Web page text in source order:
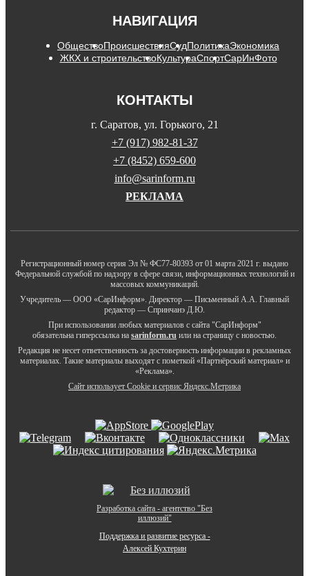
НАВИГАЦИЯ
ОбществоПроисшествияСудПолитикаЭкономика
ЖКХ и строительствоКультураСпортСарИнФото
КОНТАКТЫ
г. Саратов, ул. Горького, 21
+7 (917) 982-81-37
+7 (8452) 659-600
info@sarinform.ru
РЕКЛАМА
Регистрационный номер серия Эл № ФС77-80393 от 01 марта 2021 г. выдано
Федеральной службой по надзору в сфере связи, информационных технологий и
массовых коммуникаций.
Учредитель — ООО «СарИнформ». Директор — Письменный А.А. Главный
редактор — Спринчанэ Д.Ю.
При использовании любых материалов с сайта "СарИнформ"
обязательна гиперссылка на sarinform.ru или на страницу с новостью.
Редакция не несет ответственность за достоверность информации в рекламных
материалах. Такие материалы выходят с пометкой «Партнёрский материал» и
«Реклама».
Сайт использует Cookie и сервиc Яндекс.Метрика
Разработка сайта - агентство "Без
иллюзий"
Поддержка и развитие ресурса -
Алексей Кухтерин